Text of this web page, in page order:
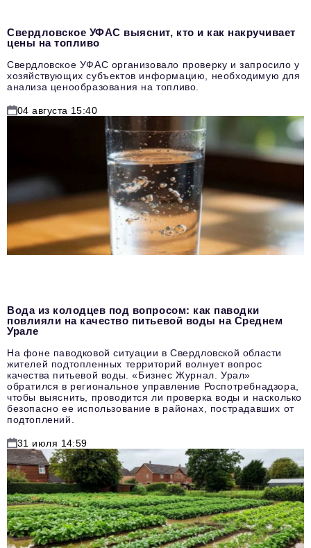
Свердловское УФАС выяснит, кто и как накручивает
цены на топливо
Свердловское УФАС организовало проверку и запросило у
хозяйствующих субъектов информацию, необходимую для
анализа ценообразования на топливо.
04 августа 15:40
Вода из колодцев под вопросом: как паводки
повлияли на качество питьевой воды на Среднем
Урале
На фоне паводковой ситуации в Свердловской области
жителей подтопленных территорий волнует вопрос
качества питьевой воды. «Бизнес Журнал. Урал»
обратился в региональное управление Роспотребнадзора,
чтобы выяснить, проводится ли проверка воды и насколько
безопасно ее использование в районах, пострадавших от
подтоплений.
31 июля 14:59